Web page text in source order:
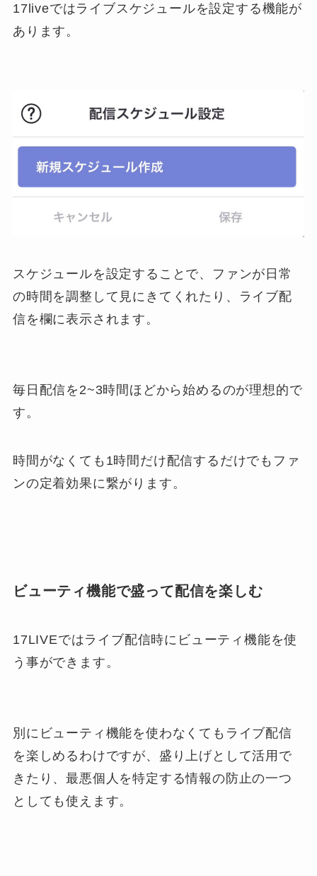
17liveではライブスケジュールを設定する機能が
あります。
スケジュールを設定することで、ファンが日常
の時間を調整して見にきてくれたり、ライブ配
信を欄に表示されます。
毎日配信を2~3時間ほどから始めるのが理想的で
す。
時間がなくても1時間だけ配信するだけでもファ
ンの定着効果に繋がります。
ビューティ機能で盛って配信を楽しむ
17LIVEではライブ配信時にビューティ機能を使
う事ができます。
別にビューティ機能を使わなくてもライブ配信
を楽しめるわけですが、盛り上げとして活用で
きたり、最悪個人を特定する情報の防止の一つ
としても使えます。